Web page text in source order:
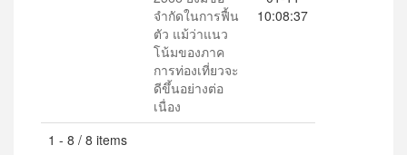
จำกัดในการฟื้น
ตัว แม้ว่าแนว
โน้มของภาค
การท่องเที่ยวจะ
ดีขึ้นอย่างต่อ
เนื่อง
10:08:37
1 - 8 / 8 items